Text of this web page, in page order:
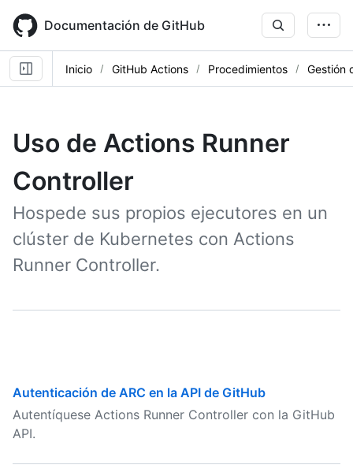
main
content
Documentación de GitHub
Inicio GitHub Actions Procedimientos Gestión
Uso de Actions Runner
Controller
Hospede sus propios ejecutores en un
clúster de Kubernetes con Actions
Runner Controller.
Autenticación de ARC en la API de GitHub
Autentíquese Actions Runner Controller con la GitHub
API.